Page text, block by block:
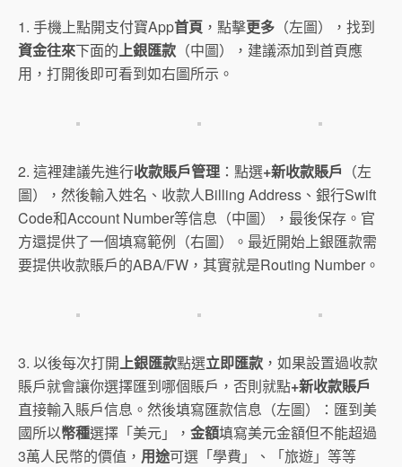
1. 手機上點開支付寶App首頁 ，點擊更多 （左圖），找到
資金往來下面的上銀匯款 （中圖），建議添加到首頁應
用，打開後即可看到如右圖所示。
2. 這裡建議先進行收款賬戶管理 ：點選+新收款賬戶 （左
圖），然後輸入姓名、收款人Billing Address、銀行Swift
Code和Account Number等信息（中圖），最後保存。官
方還提供了一個填寫範例（右圖）。最近開始上銀匯款需
要提供收款賬戶的ABA/FW，其實就是Routing Number。
3. 以後每次打開上銀匯款點選立即匯款 ，如果設置過收款
賬戶就會讓你選擇匯到哪個賬戶，否則就點+新收款賬戶
直接輸入賬戶信息。然後填寫匯款信息（左圖）：匯到美
國所以幣種選擇「美元」， 金額填寫美元金額但不能超過
3萬人民幣的價值， 用途可選「學費」、「旅遊」等等